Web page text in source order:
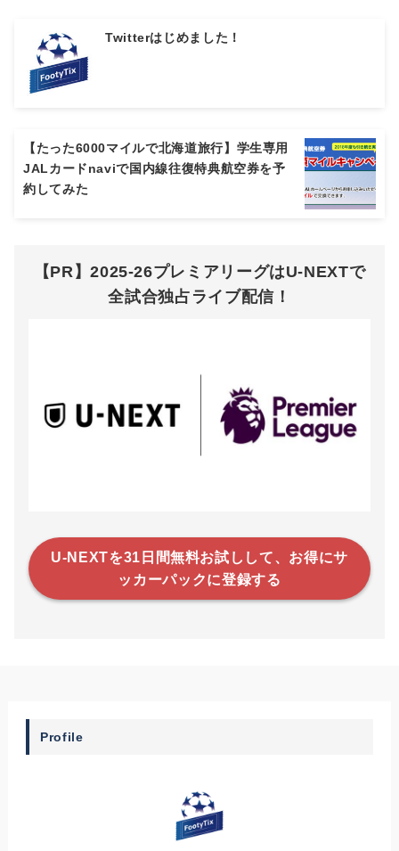
Twitterはじめました！
【たった6000マイルで北海道旅行】学生専用
JALカードnaviで国内線往復特典航空券を予
約してみた
【PR】2025-26プレミアリーグはU-NEXTで
全試合独占ライブ配信！
U-NEXTを31日間無料お試しして、お得にサ
ッカーパックに登録する
Profile